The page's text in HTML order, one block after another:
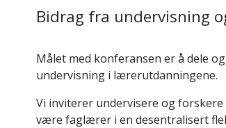
Bidrag fra undervisning
Målet med konferansen er å dele
undervisning i lærerutdanningene.
Vi inviterer undervisere og
være faglærer i en desentralisert